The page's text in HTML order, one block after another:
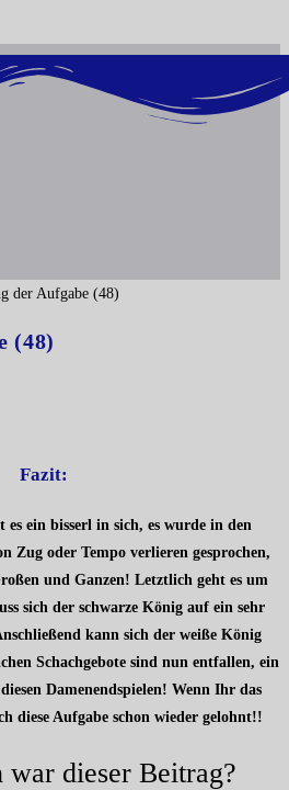
(48)
Fazit:
es ein bisserl in sich, es wurde in den
Zug oder Tempo verlieren gesprochen,
und Ganzen! Letztlich geht es um
sich der schwarze König auf ein sehr
kann sich der weiße König
Schachgebote sind nun entfallen, ein
Damenendspielen! Wenn Ihr das
diese Aufgabe schon wieder gelohnt!!
dieser Beitrag?